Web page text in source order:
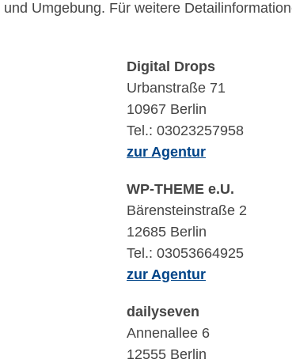
und Umgebung. Für weitere
Digital Drops
Urbanstraße 71
10967 Berlin
Tel.: 03023257958
zur Agentur
WP-THEME e.U.
Bärensteinstraße 2
12685 Berlin
Tel.: 03053664925
zur Agentur
dailyseven
Annenallee 6
12555 Berlin